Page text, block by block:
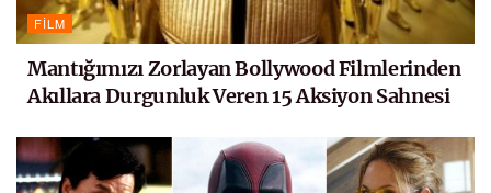
FILM
Mantığımızı Zorlayan Bollywood Filmlerinden
Akıllara Durgunluk Veren 15 Aksiyon Sahnesi